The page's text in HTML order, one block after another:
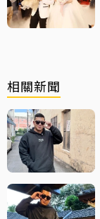
相關新聞